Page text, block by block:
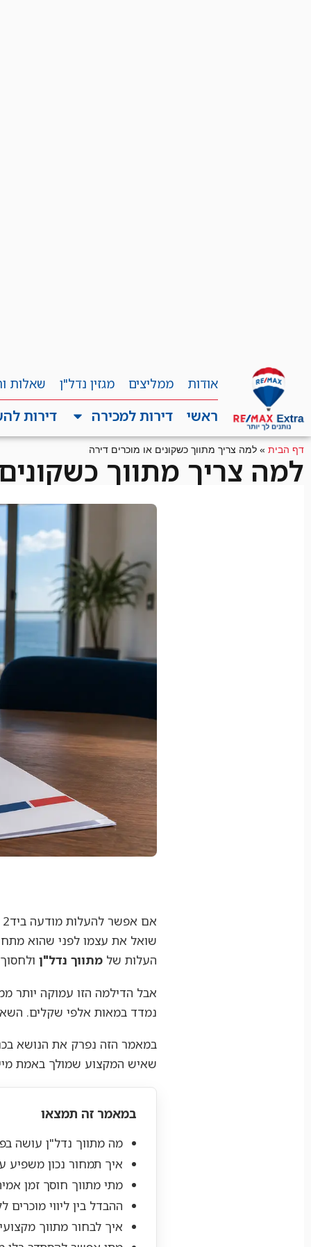
אודות ממליצים מגזין נדל"ן שאלות
ראשי דירות למכירה דירות
דף הבית » למה צריך מתווך כשקונים או מוכרים דירה
למה צריך מתווך
אם אפשר להעלות מודעה ביד2 ובפייסבוק לבד,
שואל את עצמו לפני שהוא
העלות של מתווך נדל"ן
אבל הדילמה הזו עמוקה יותר
נמדד במאות אלפי שקלים.
במאמר הזה נפרק את הנושא
שאיש המקצוע שמולך באמת
במאמר זה תמצאו
מה מתווך נדל"ן עושה
איך תמחור נכון משפיע
מתי מתווך חוסך זמן
ההבדל בין ליווי
איך לבחור מתווך